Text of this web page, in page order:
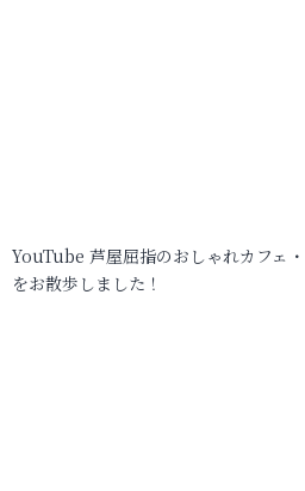
YouTube 芦屋屈指のおしゃれカフェ
をお散歩しました！